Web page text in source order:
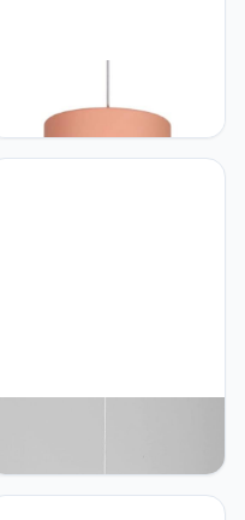
Kroonluchter Hanglamp
Armatuur Boerderij
Hangende Plafondlamp
Hanglamp Aan Het
Plafond Rieten Geweven